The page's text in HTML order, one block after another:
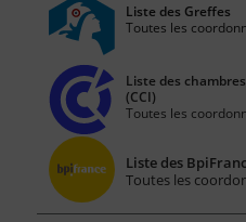
Liste des Greffes
Toutes les
Liste des
(CCI)
Toutes les
Liste des
Toutes les